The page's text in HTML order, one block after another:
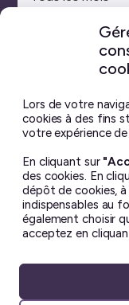
Lors de votre
cookies à des fins
votre expérience
En cliquant sur
des cookies. En
dépôt de cookies,
indispensables au
également choisir
acceptez en
réalisé
intelligence
photos moi-même,
de la license
Il ne peut en aucun
commerciales. Si
– dans un but non
demander la